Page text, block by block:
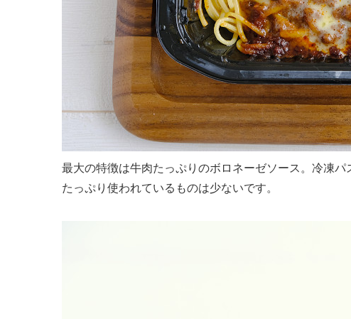
最大の特徴は牛肉たっぷりのボロネーゼソース。冷凍
たっぷり使われているものは少ないです。